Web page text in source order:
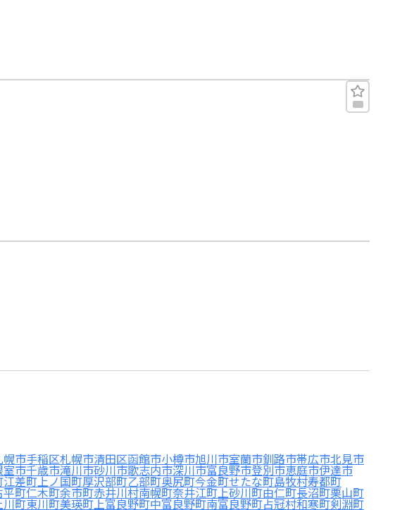
幌市手稲区札幌市清田区函館市小樽市旭川市室蘭市釧路市帯広市北見市
室市千歳市滝川市砂川市歌志内市深川市富良野市登別市恵庭市伊達市
江差町上ノ国町厚沢部町乙部町奥尻町今金町せたな町島牧村寿都町
平町仁木町余市町赤井川村南幌町奈井江町上砂川町由仁町長沼町栗山町
川町東川町美瑛町上富良野町中富良野町南富良野町占冠村和寒町剣淵町